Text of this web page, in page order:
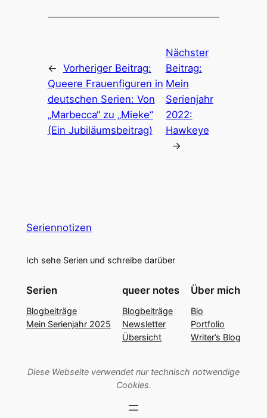
← Vorheriger Beitrag:
Queere Frauenfiguren in
deutschen Serien: Von
„Marbecca“ zu „Mieke“
(Ein Jubiläumsbeitrag)
Nächster
Beitrag:
Mein
Serienjahr
2022:
Hawkeye
→
Seriennotizen
Ich sehe Serien und schreibe darüber
Serien
Blogbeiträge
Mein Serienjahr 2025
queer notes
Blogbeiträge
Newsletter
Übersicht
Über mich
Bio
Portfolio
Writer’s Blog
Diese Webseite verwendet nur technisch notwendige
Cookies.